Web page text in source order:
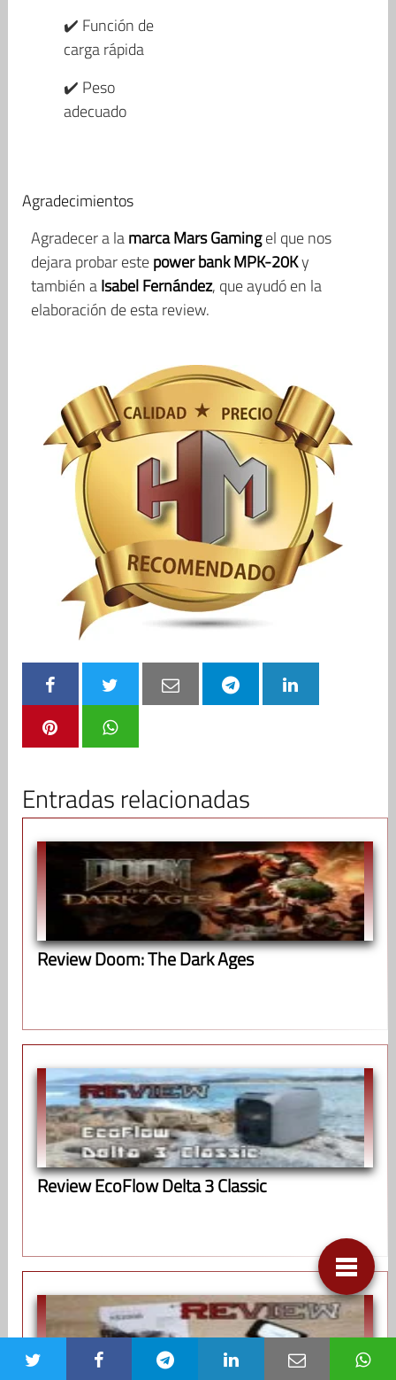
✔️ Función de
carga rápida
✔️ Peso
adecuado
Agradecimientos
Agradecer a lamarca Mars Gamingel que nos
dejara probar estepower bank MPK-20Ky
también aIsabel Fernández, que ayudó en la
elaboración de esta review.
Entradas relacionadas
Review Doom: The Dark Ages
Review EcoFlow Delta 3 Classic